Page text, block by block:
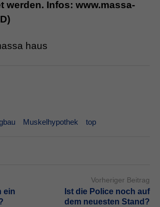
werden. Infos: www.massa-
haus
Muskelhypothek top
ein
Vorheriger Beitrag
Ist die Police noch auf
dem neuesten Stand?